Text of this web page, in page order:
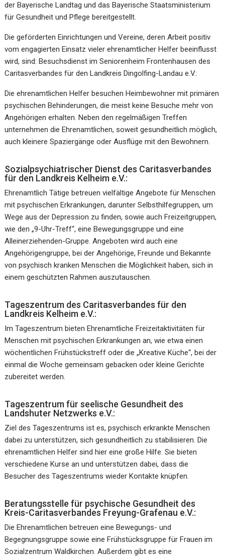
der Bayerische Landtag und das Bayerische Staatsministerium
für Gesundheit und Pflege bereitgestellt.
Die geförderten Einrichtungen und Vereine, deren Arbeit positiv
vom engagierten Einsatz vieler ehrenamtlicher Helfer beeinflusst
wird, sind: Besuchsdienst im Seniorenheim Frontenhausen des
Caritasverbandes für den Landkreis Dingolfing-Landau e.V.:
Die ehrenamtlichen Helfer besuchen Heimbewohner mit primären
psychischen Behinderungen, die meist keine Besuche mehr von
Angehörigen erhalten. Neben den regelmäßigen Treffen
unternehmen die Ehrenamtlichen, soweit gesundheitlich möglich,
auch kleinere Spaziergänge oder Ausflüge mit den Bewohnern.
Sozialpsychiatrischer Dienst des Caritasverbandes
für den Landkreis Kelheim e.V.:
Ehrenamtlich Tätige betreuen vielfältige Angebote für Menschen
mit psychischen Erkrankungen, darunter Selbsthilfegruppen, um
Wege aus der Depression zu finden, sowie auch Freizeitgruppen,
wie den „9-Uhr-Treff“, eine Bewegungsgruppe und eine
Alleinerziehenden-Gruppe. Angeboten wird auch eine
Angehörigengruppe, bei der Angehörige, Freunde und Bekannte
von psychisch kranken Menschen die Möglichkeit haben, sich in
einem geschützten Rahmen auszutauschen.
Tageszentrum des Caritasverbandes für den
Landkreis Kelheim e.V.:
Im Tageszentrum bieten Ehrenamtliche Freizeitaktivitäten für
Menschen mit psychischen Erkrankungen an, wie etwa einen
wöchentlichen Frühstückstreff oder die „Kreative Küche“, bei der
einmal die Woche gemeinsam gebacken oder kleine Gerichte
zubereitet werden.
Tageszentrum für seelische Gesundheit des
Landshuter Netzwerks e.V.:
Ziel des Tageszentrums ist es, psychisch erkrankte Menschen
dabei zu unterstützen, sich gesundheitlich zu stabilisieren. Die
ehrenamtlichen Helfer sind hier eine große Hilfe. Sie bieten
verschiedene Kurse an und unterstützen dabei, dass die
Besucher des Tageszentrums wieder Kontakte knüpfen.
Beratungsstelle für psychische Gesundheit des
Kreis-Caritasverbandes Freyung-Grafenau e.V.:
Die Ehrenamtlichen betreuen eine Bewegungs- und
Begegnungsgruppe sowie eine Frühstücksgruppe für Frauen im
Sozialzentrum Waldkirchen. Außerdem gibt es eine